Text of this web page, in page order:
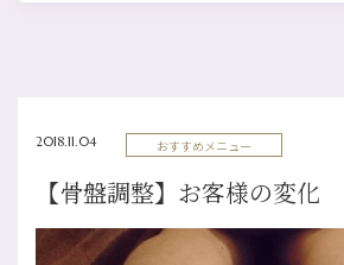
2018.11.04 おすすめメニュー
【骨盤調整】お客様の変化